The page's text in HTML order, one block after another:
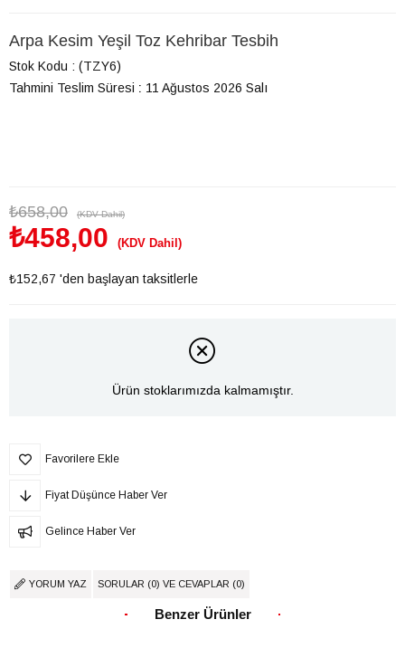
Arpa Kesim Yeşil Toz Kehribar Tesbih
Stok Kodu
(TZY6)
Tahmini Teslim Süresi : 11 Ağustos 2026 Salı
₺658,00 (KDV Dahil)
₺458,00 (KDV Dahil)
₺152,67 'den başlayan taksitlerle
Ürün stoklarımızda kalmamıştır.
Favorilere Ekle
Fiyat Düşünce Haber Ver
Gelince Haber Ver
YORUM YAZ SORULAR (0) VE CEVAPLAR (0)
Benzer Ürünler